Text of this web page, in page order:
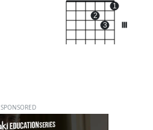
2
3
1
SPONSORED